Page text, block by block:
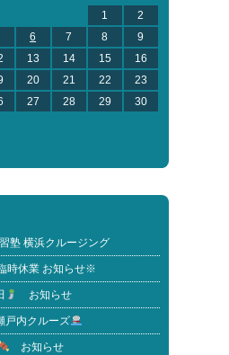
1
2
6 7 8
9
13 14 15
16
20 21 22
23
27 28 29
30
塾 横浜クルージング
時休業 お知らせ※
お知らせ
戸内クルーズ
お知らせ